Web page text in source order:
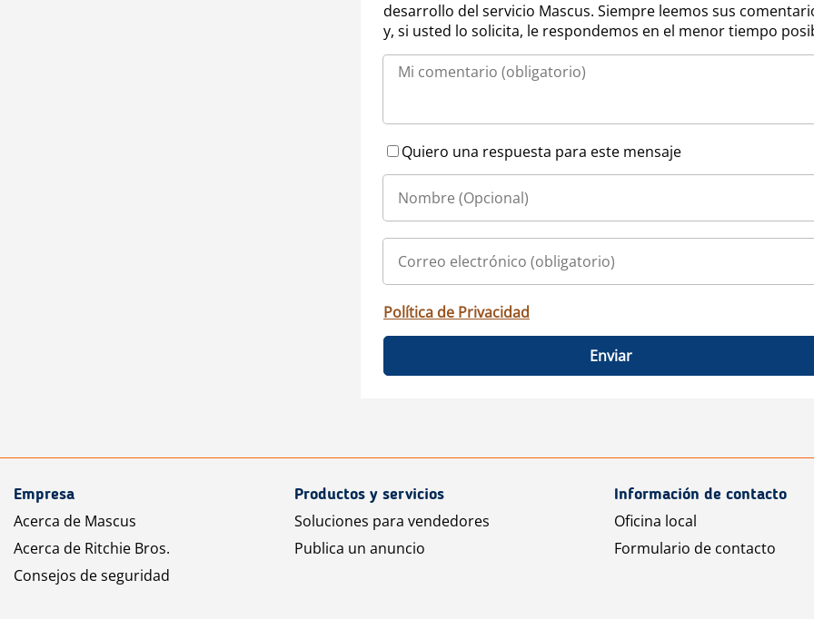
desarrollo del servicio Mascus. Siempre leemos sus
y, si usted lo solicita, le respondemos en el menor tiempo
Quiero una respuesta para este mensaje
Política de Privacidad
Enviar
Empresa
Acerca de Mascus
Acerca de Ritchie Bros.
Consejos de seguridad
Productos y servicios
Soluciones para vendedores
Publica un anuncio
Información de contacto
Oficina local
Formulario de contacto